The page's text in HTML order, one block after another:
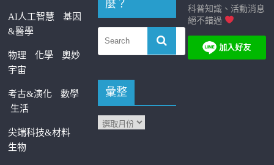
AI人工智慧
基因
&醫學
物理 化學
奧妙
宇宙
考古&演化
數學
生活
尖端科技&材料
生物
麼？
彙整
科普知識、活動消息
絕不錯過